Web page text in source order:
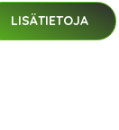
LISÄTIETOJA